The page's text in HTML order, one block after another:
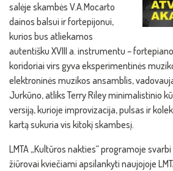
salėje skambės V.A.Mocarto
dainos balsui ir fortepijonui,
kurios bus atliekamos
autentišku XVIII a. instrumentu –
koridoriai virs gyva eksperimentinės
elektroninės muzikos ansamblis,
Jurkūno, atliks Terry Riley minimalistinio
versiją, kurioje improvizacija, pulsas ir
kartą sukuria vis kitokį skambesį.
LMTA „Kultūros nakties“ programoje
žiūrovai kviečiami apsilankyti naujojoje